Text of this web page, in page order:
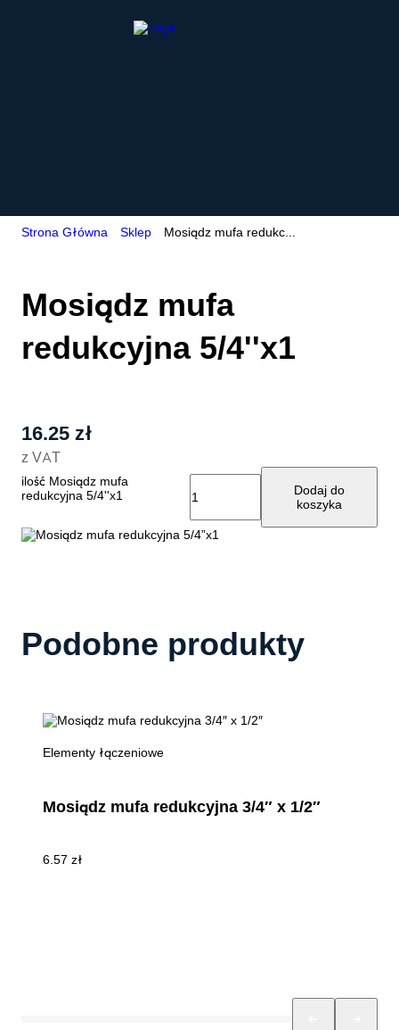
Strona Główna Sklep Mosiądz mufa redukc...
Mosiądz mufa
redukcyjna 5/4''x1
16.25 zł
z VAT
ilość Mosiądz mufa
redukcyjna 5/4''x1
Dodaj do
koszyka
Podobne produkty
Elementy łączeniowe
Mosiądz mufa redukcyjna 3/4″ x 1/2″
6.57 zł